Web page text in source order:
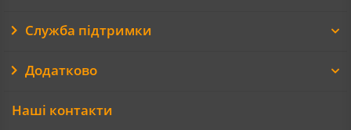
Служба підтримки
Додатково
Наші контакти